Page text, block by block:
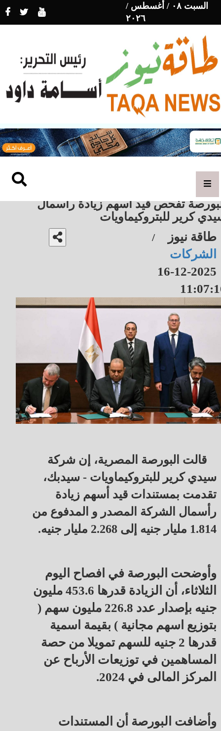
السبت ٠٨ / أغسطس /
٢٠٢٦
تفحص قيد أسهم زيادة رأسمال
كرير للبتروكيماويات
طاقة نيوز /
الشركات
2025-12-16
قالت البورصة المصرية، إن شركة
سيدي كرير للبتروكيماويات - سيدبك،
تقدمت بمستندات قيد أسهم زيادة
رأسمال الشركة المصدر و المدفوع من
1.814 مليار جنيه إلى 2.268 مليار جنيه.
وأوضحت البورصة في افصاح اليوم
الثلاثاء، أن الزيادة قدرها 453.6 مليون
جنيه بإصدار عدد 226.8 مليون سهم (
بتوزيع اسهم مجانية ) بقيمة اسمية
قدرها 2 جنيه للسهم تمويلا من حصة
المساهمين في توزيعات الأرباح عن
المركز المالى في 2024.
وأضافت البورصة أن المستندات